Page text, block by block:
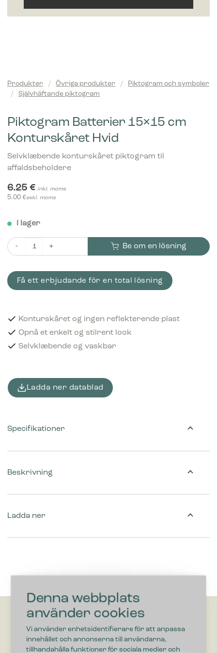
Denna webbplats
använder cookies
Vi använder enhetsidentifierare för att anpassa
innehållet och annonserna till användarna,
tillhandahålla funktioner för sociala medier och
Produkter / Övriga produkter /
Piktogram och symboler
/
Självhäftande piktogram
Piktogram Batterier 15×15 cm
Konturskåret Hvid
Selvklæbende konturskåret piktogram til
affaldsbeholdere
6.25 € inkl. moms
5.00 €exkl. moms
I lager
Piktogram Batterier 15x15 cm Konturskåret Hvid mängd
Be om en lösning
Få ett erbjudande för en total lösning
Konturskåret og ingen reflekterende plast
Opnå et enkelt og stilrent look
Selvklæbende og vaskbar
Ladda ner datablad
Beskrivning
Ladda ner
Specifikationer